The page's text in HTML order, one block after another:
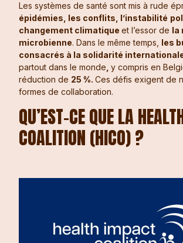
Les systèmes de santé sont mis à rude
épidémies, les conflits, l’instabilité
changement climatique et l’essor de la
microbienne. Dans le même temps, les
consacrés à la solidarité
partout dans le monde y compris en
réduction de 25 %. Ces défis exigent de
formes de collaboration.
QU’EST-CE QUE LA
COALITION (HICO) ?